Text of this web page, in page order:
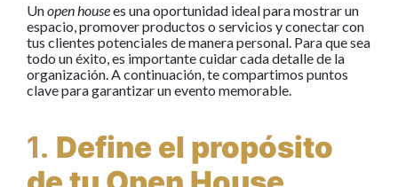
Unopen housees una oportunidad ideal para mostrar un
espacio, promover productos o servicios y conectar con
tus clientes potenciales de manera personal. Para que sea
todo un éxito, es importante cuidar cada detalle de la
organización. A continuación, te compartimos puntos
clave para garantizar un evento memorable.
1. Define el propósito